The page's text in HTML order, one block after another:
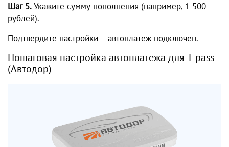
Шаг 5.Укажите сумму пополнения (например, 1 500
рублей).
Подтвердите настройки – автоплатеж подключен.
Пошаговая настройка автоплатежа для T-pass
(Автодор)